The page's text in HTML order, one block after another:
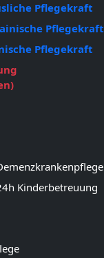
Pflegekraft
Pflegekraft
Pflegekraft
Kinderbetreuung